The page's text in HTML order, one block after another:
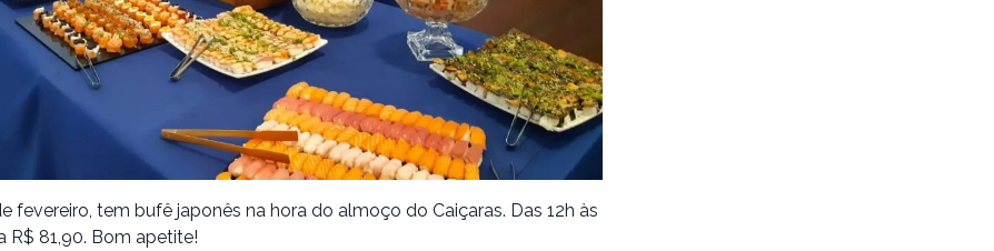
fevereiro, tem bufê japonês na hora do almoço do Caiçaras. Das 12h às
R$ 81,90. Bom apetite!